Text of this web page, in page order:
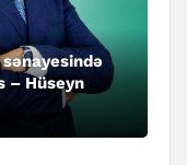
– Hüseyn